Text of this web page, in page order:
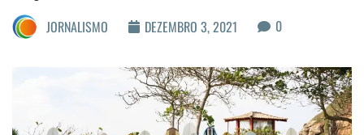
Agenda Cultural
JORNALISMO DEZEMBRO 3, 2021 0